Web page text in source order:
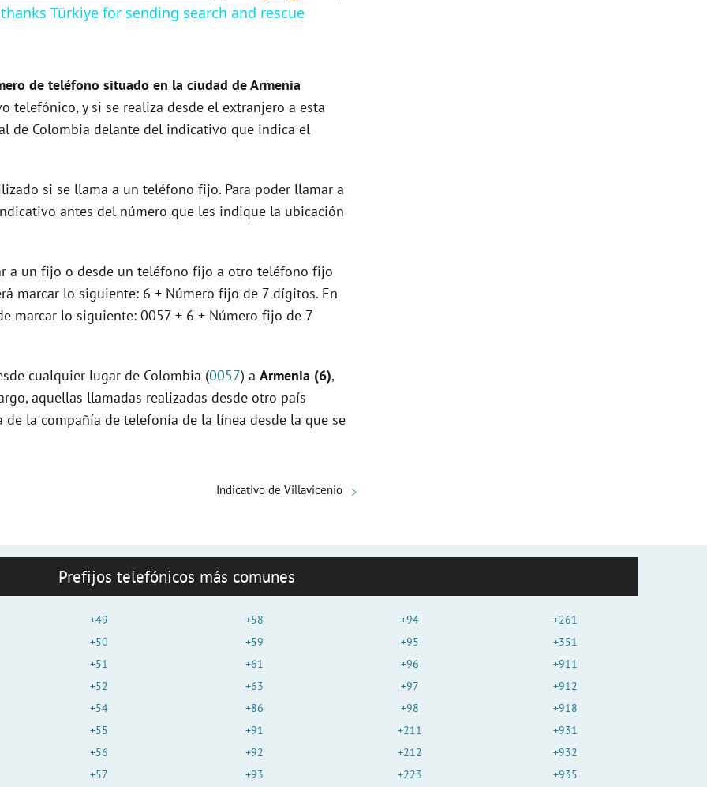
Türkiye for sending search and rescue
de teléfono situado en la ciudad de Armenia
telefónico, y si se realiza desde el extranjero a esta
de Colombia delante del indicativo que indica el
si se llama a un teléfono fijo. Para poder llamar a
antes del número que les indique la ubicación
a un fijo o desde un teléfono fijo a otro teléfono fijo
marcar lo siguiente: 6 + Número fijo de 7 dígitos. En
marcar lo siguiente: 0057 + 6 + Número fijo de 7
cualquier lugar de Colombia (0057) a Armenia (6),
aquellas llamadas realizadas desde otro país
la compañía de telefonía de la línea desde la que se
Indicativo de Villavicenio
Prefijos telefónicos más comunes
+49
+50
+51
+52
+54
+55
+56
+57
+58
+59
+61
+63
+86
+91
+92
+93
+94
+95
+96
+97
+98
+211
+212
+223
+261
+351
+911
+912
+918
+931
+932
+935